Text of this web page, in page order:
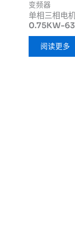
变频器
单相三相电
0.75KW-
阅读更多